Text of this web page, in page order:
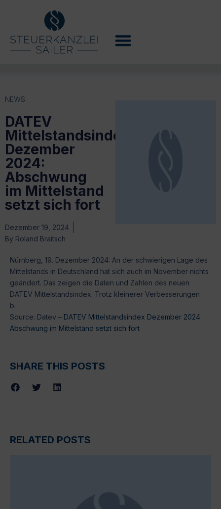
NEWS
DATEV
Mittelstandsindex
Dezember
2024:
Abschwung
im Mittelstand
setzt sich fort
Dezember 19, 2024
By Roland Braitsch
Nürnberg, 19. Dezember 2024: An der schwierigen Lage des
Mittelstands in Deutschland hat sich auch im November nichts
geändert. Das zeigen die Daten und Zahlen des neuen
DATEV Mittelstandsindex. Trotz kleinerer Verbesserungen
b…
Source: Datev – DATEV Mittelstandsindex Dezember 2024:
Abschwung im Mittelstand setzt sich fort
SHARE THIS POSTS
RELATED POSTS